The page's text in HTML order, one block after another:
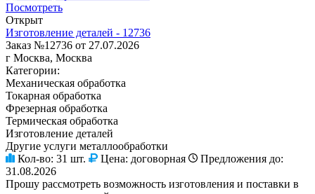
Посмотреть
Открыт
Изготовление деталей - 12736
Заказ №12736 от 27.07.2026
г Москва, Москва
Категории:
Механическая обработка
Токарная обработка
Фрезерная обработка
Термическая обработка
Изготовление деталей
Другие услуги металлообработки
Кол-во: 31 шт. Цена: договорная
Предложения до:
31.08.2026
Прошу рассмотреть возможность изготовления и поставки в